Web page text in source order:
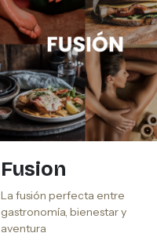
Fusion
La fusión perfecta entre
gastronomía, bienestar y
aventura